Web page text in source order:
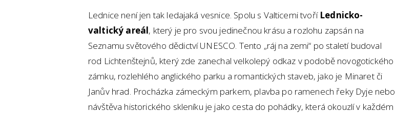
Lednice není jen tak ledajaká vesnice. Spolu s Valticemi tvoří Lednicko-
valtický areál, který je pro svou jedinečnou krásu a rozlohu zapsán na
Seznamu světového dědictví UNESCO. Tento „ráj na zemi“ po staletí budoval
rod Lichtenštejnů, který zde zanechal velkolepý odkaz v podobě novogotického
zámku, rozlehlého anglického parku a romantických staveb, jako je Minaret či
Janův hrad. Procházka zámeckým parkem, plavba po ramenech řeky Dyje nebo
návštěva historického skleníku je jako cesta do pohádky, která okouzlí v každém